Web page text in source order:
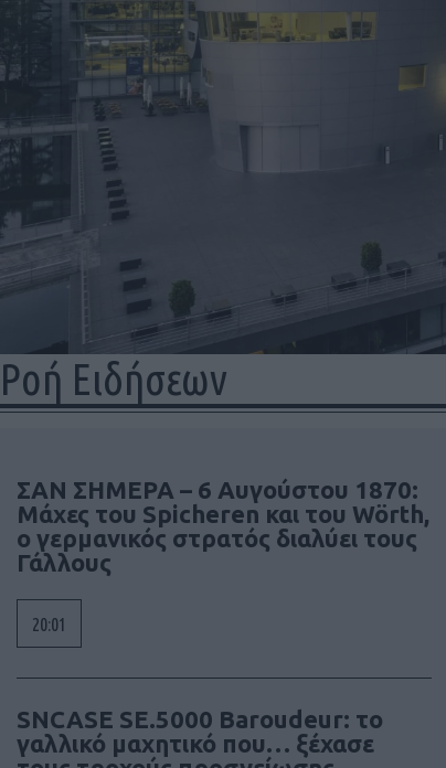
Ροή Ειδήσεων
ΣΑΝ ΣΗΜΕΡΑ – 6 Αυγούστου 1870:
Μάχες του Spicheren και του Wörth,
ο γερμανικός στρατός διαλύει τους
Γάλλους
20:01
SNCASE SE.5000 Baroudeur: το
γαλλικό μαχητικό που… ξέχασε